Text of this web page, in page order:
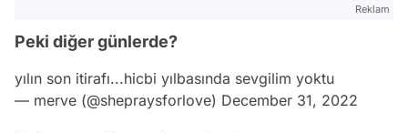
Reklam
Peki diğer günlerde?
yılın son itirafı...hicbi yılbasında sevgilim yoktu
— merve (@shepraysforlove) December 31, 2022